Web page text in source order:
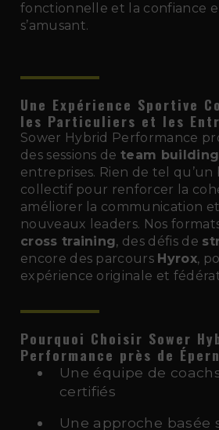
fonctionnelle et la confiance
s’amusant.
Une Expérience Sportive
les Particuliers et les
Sower Hybrid Performance
des sessions deteam building
entreprises. Rien de tel
collectif pour renforcer la
améliorer la communication
nouveaux leaders. Nos
cross training, des défis de
encore des parcours Hyrox,
expérience originale et
Pourquoi Choisir Sower
Performance près de
Une équipe de
certifiés
Une approche basée